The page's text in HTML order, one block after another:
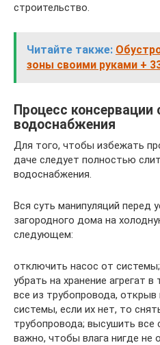
строительство.
Читайте также:
зоны своими руками +
Процесс консервации
водоснабжения
Для того, чтобы избежать
даче следует полностью
водоснабжения.
Вся суть манипуляций перед
загородного дома на
следующем:
отключить насос от
убрать на хранение агрегат
все из трубопровода,
системы, если их нет, то
трубопровода; высушить все
важно, чтобы влага нигде не